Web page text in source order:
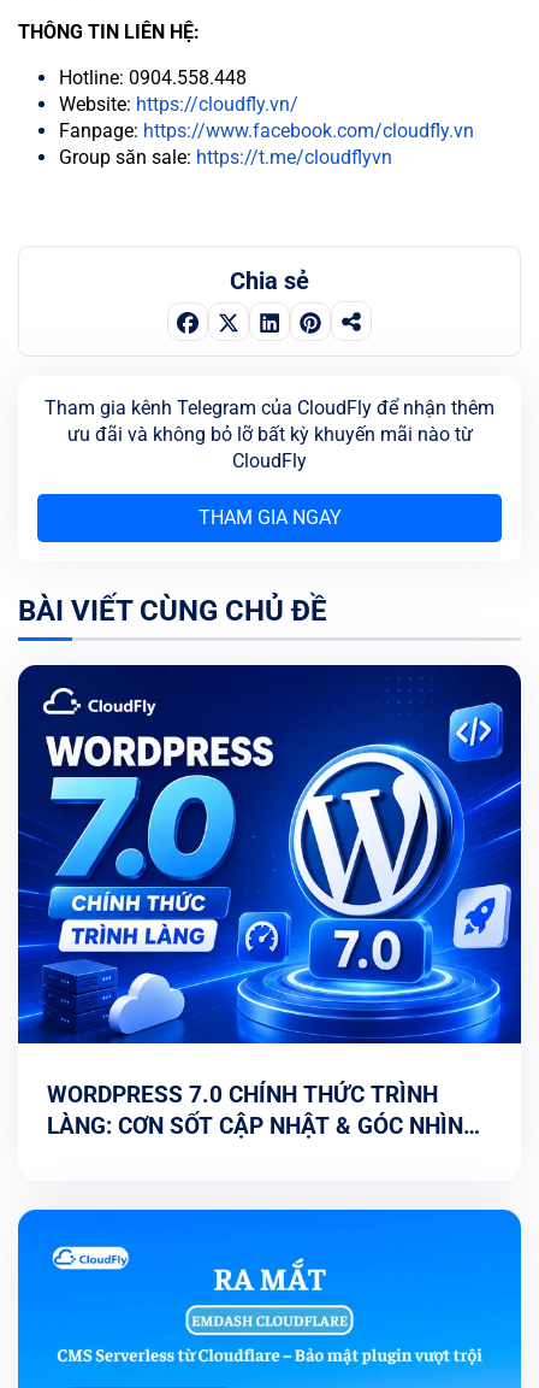
THÔNG TIN LIÊN HỆ:
Hotline: 0904.558.448
Website: https://cloudfly.vn/
Fanpage: https://www.facebook.com/cloudfly.vn
Group săn sale: https://t.me/cloudflyvn
Chia sẻ
Tham gia kênh Telegram của CloudFly để nhận thêm
ưu đãi và không bỏ lỡ bất kỳ khuyến mãi nào từ
CloudFly
THAM GIA NGAY
BÀI VIẾT CÙNG CHỦ ĐỀ
WORDPRESS 7.0 CHÍNH THỨC TRÌNH
LÀNG: CƠN SỐT CẬP NHẬT & GÓC NHÌN